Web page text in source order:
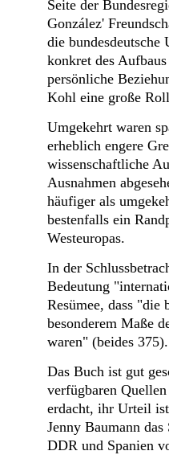
Seite der
González'
die bundesdeutsche
konkret des
persönliche
Kohl eine große
Umgekehrt waren
erheblich engere
wissenschaftliche
Ausnahmen
häufiger als
bestenfalls ein
Westeuropas.
In der
Bedeutung
Resümee, dass
besonderem Maße
waren" (beides 375).
Das Buch ist gut
verfügbaren
erdacht, ihr Urteil
Jenny Baumann
DDR und Spanien